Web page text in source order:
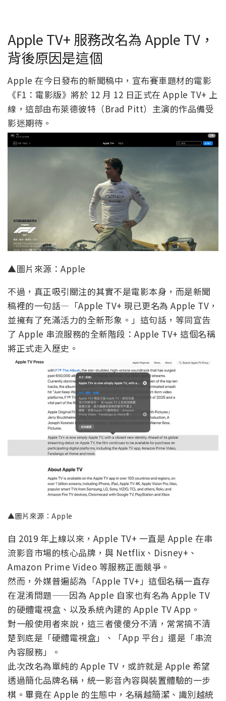
Apple TV+ 服務改名為 Apple TV，
背後原因是這個
Apple 在今日發布的新聞稿中，宣布賽車題材的電影
《F1：電影版》將於 12 月 12 日正式在 Apple TV+ 上
線，這部由布萊德彼特（Brad Pitt）主演的作品備受
影迷期待。
▲圖片來源：Apple
不過，真正吸引關注的其實不是電影本身，而是新聞
稿裡的一句話—「Apple TV+ 現已更名為 Apple TV，
並擁有了充滿活力的全新形象。」這句話，等同宣告
了 Apple 串流服務的全新階段：Apple TV+ 這個名稱
將正式走入歷史。
▲圖片來源：Apple
自 2019 年上線以來，Apple TV+ 一直是 Apple 在串
流影音市場的核心品牌，與 Netflix、Disney+、
Amazon Prime Video 等服務正面競爭。
然而，外媒普遍認為「Apple TV+」這個名稱一直存
在混淆問題——因為 Apple 自家也有名為 Apple TV
的硬體電視盒、以及系統內建的 Apple TV App。
對一般使用者來說，這三者傻傻分不清，常常搞不清
楚到底是「硬體電視盒」、「App 平台」還是「串流
內容服務」。
此次改名為單純的 Apple TV，或許就是 Apple 希望
透過簡化品牌名稱，統一影音內容與裝置體驗的一步
棋。畢竟在 Apple 的生態中，名稱越簡潔、識別越統